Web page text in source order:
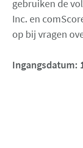
gebruiken de
Inc. en
op bij vragen
Ingangsdatum: